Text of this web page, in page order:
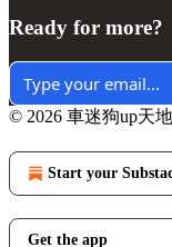
Ready for more?
© 2026 車迷狗up天地
Start your
Get the app